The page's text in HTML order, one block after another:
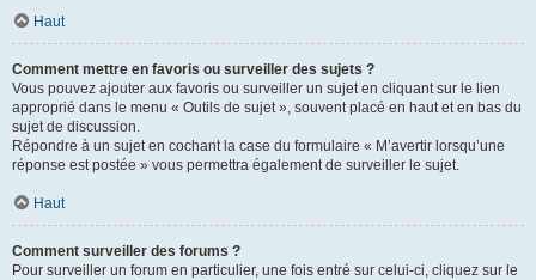
Haut
Comment mettre en favoris ou surveiller des sujets ?
Vous pouvez ajouter aux favoris ou surveiller un sujet en cliquant sur le lien
approprié dans le menu « Outils de sujet », souvent placé en haut et en bas du
sujet de discussion.
Répondre à un sujet en cochant la case du formulaire « M’avertir lorsqu’une
réponse est postée » vous permettra également de surveiller le sujet.
Haut
Comment surveiller des forums ?
Pour surveiller un forum en particulier, une fois entré sur celui-ci, cliquez sur le